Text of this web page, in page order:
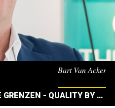
Bart Van Acker
OVER DE GRENZEN - QUALITY BY DESIGN